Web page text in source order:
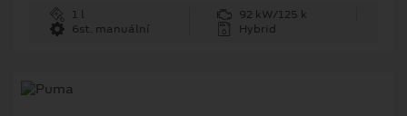
1 l
92 kW/125 k
6st. manuální
Hybrid